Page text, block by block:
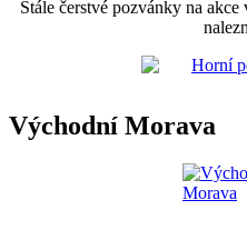
Stále čerstvé pozvánky na
Východní Morava